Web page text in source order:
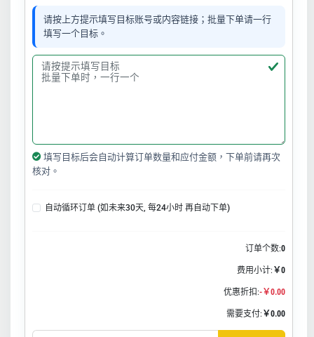
请按上方提示填写目标账号或内容链接；批量下单请一行
填写一个目标。
填写目标后会自动计算订单数量和应付金额，下单前请再次
核对。
自动循环订单 (如未来30天, 每24小时 再自动下单)
订单个数:0
费用小计: ￥0
优惠折扣:-￥0.00
需要支付: ￥0.00